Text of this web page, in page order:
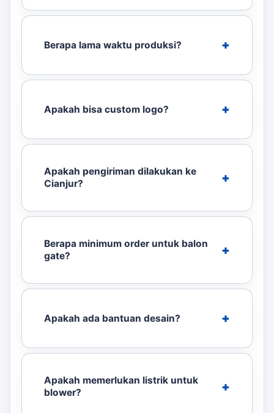
Berapa lama waktu produksi?
Apakah bisa custom logo?
Apakah pengiriman dilakukan ke
Cianjur?
Berapa minimum order untuk balon
gate?
Apakah ada bantuan desain?
Apakah memerlukan listrik untuk
blower?